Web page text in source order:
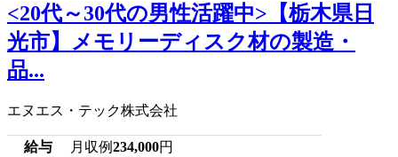
<20代～30代の男性活躍中>【栃木県日
光市】メモリーディスク材の製造・
品...
エヌエス・テック株式会社
給与 月収例234,000円